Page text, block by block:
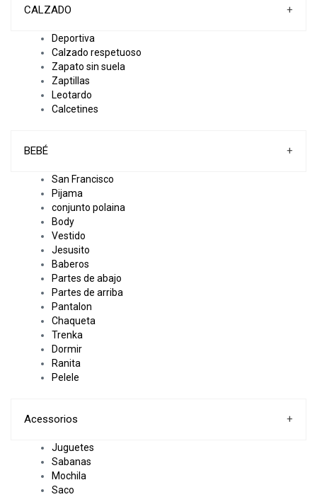
CALZADO +
Deportiva
Calzado respetuoso
Zapato sin suela
Zaptillas
Leotardo
Calcetines
BEBÉ +
San Francisco
Pijama
conjunto polaina
Body
Vestido
Jesusito
Baberos
Partes de abajo
Partes de arriba
Pantalon
Chaqueta
Trenka
Dormir
Ranita
Pelele
Acessorios +
Juguetes
Sabanas
Mochila
Saco